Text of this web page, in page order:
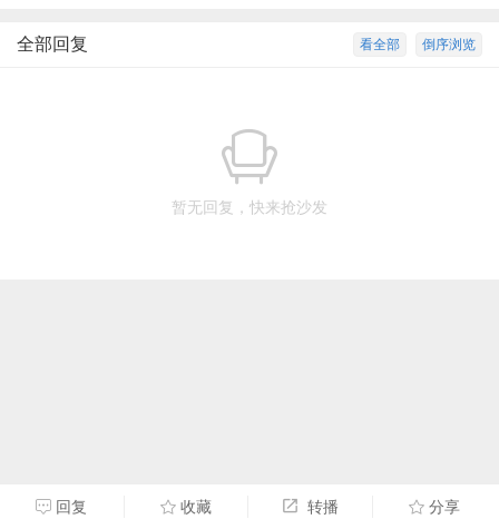
倒序浏览
看全部
全部回复
暂无回复，快来抢沙发
回复 收藏 转播 分享